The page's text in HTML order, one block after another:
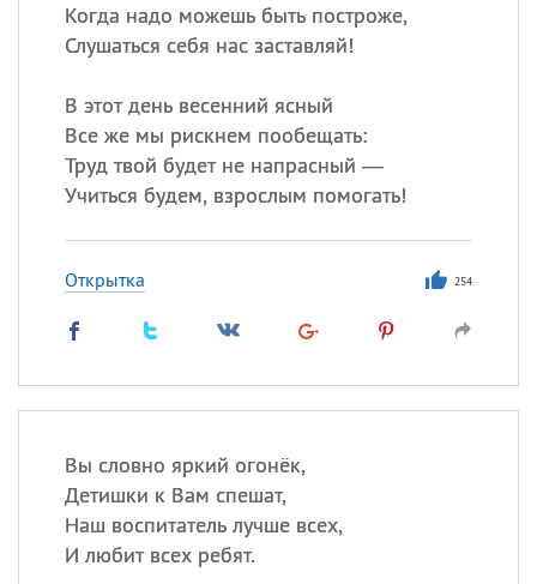
Когда надо можешь быть построже,
Слушаться себя нас заставляй!
В этот день весенний ясный
Все же мы рискнем пообещать:
Труд твой будет не напрасный —
Учиться будем, взрослым помогать!
Открытка 254
Вы словно яркий огонёк,
Детишки к Вам спешат,
Наш воспитатель лучше всех,
И любит всех ребят.